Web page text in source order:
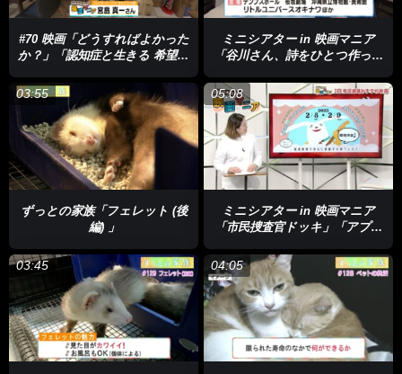
#70 映画「どうすればよかった
か？」「認知症と生きる 希望の
ミニシアター in 映画マニア
「谷川さん、詩をひとつ作って
人々：日本におけるシングルマ
ザーの苦境」「遠いところ」
03:55
ずっとの家族「フェレット (後
編) 」
05:08
ミニシアター in 映画マニア
「市民捜査官ドッキ」「アプレ
の創り方」
03:45 04:05